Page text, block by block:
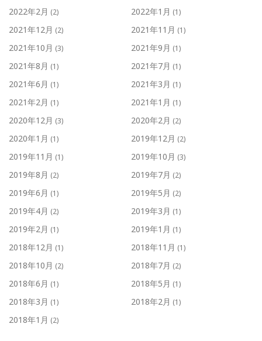
2022年2月 (2) 2022年1月 (1)
2021年12月 (2) 2021年11月 (1)
2021年10月 (3) 2021年9月 (1)
2021年8月 (1) 2021年7月 (1)
2021年6月 (1) 2021年3月 (1)
2021年2月 (1) 2021年1月 (1)
2020年12月 (3) 2020年2月 (2)
2020年1月 (1) 2019年12月 (2)
2019年11月 (1) 2019年10月 (3)
2019年8月 (2) 2019年7月 (2)
2019年6月 (1) 2019年5月 (2)
2019年4月 (2) 2019年3月 (1)
2019年2月 (1) 2019年1月 (1)
2018年12月 (1) 2018年11月 (1)
2018年10月 (2) 2018年7月 (2)
2018年6月 (1) 2018年5月 (1)
2018年3月 (1) 2018年2月 (1)
2018年1月 (2)